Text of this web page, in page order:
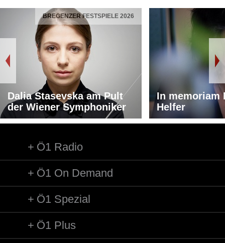
BREGENZER FESTSPIELE 2026
Dalia Stasevska am Pult
der Wiener Symphoniker
In memoriam
Helfer
Ö1 Radio
Ö1 On Demand
Ö1 Spezial
Ö1 Plus